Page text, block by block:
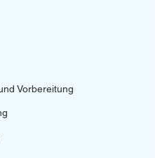
Vorbereitung